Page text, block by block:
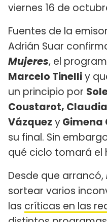
viernes 16 de
Fuentes de la
Adrián Suar
Mujeres, el
Marcelo Tinelliy
un principio por
Coustarot,
Vázquez y
su final. Sin
qué ciclo tomará el
Desde que arrancó,
sortear varios
las críticas en las